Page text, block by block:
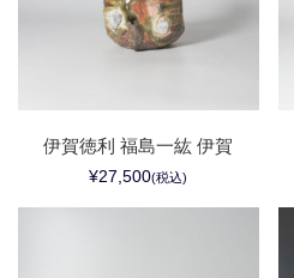
伊賀徳利 福島一紘 伊賀
¥27,500(税込)